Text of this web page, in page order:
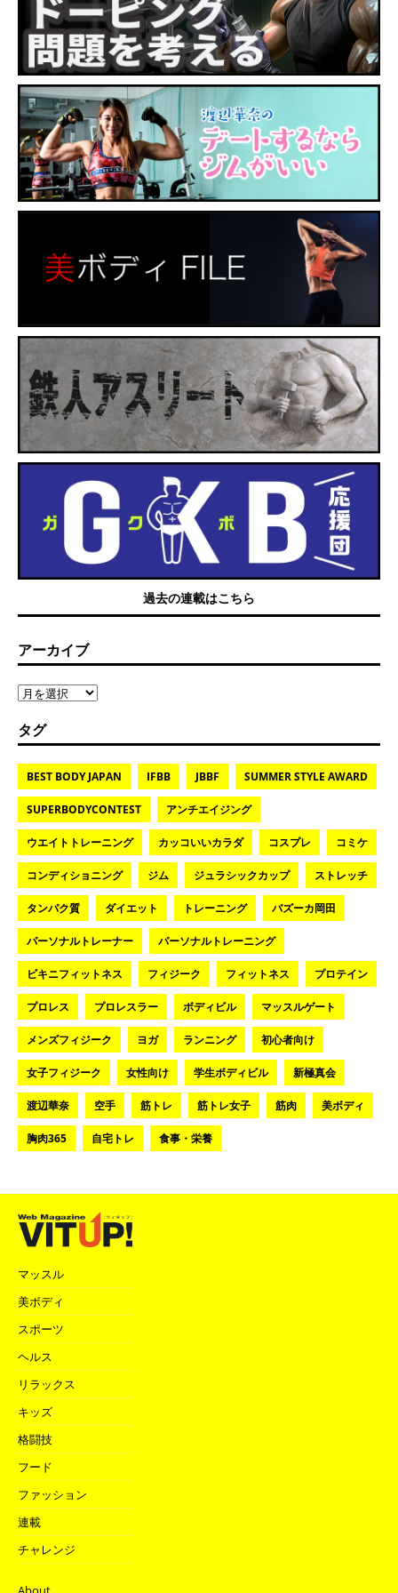
過去の連載はこちら
アーカイブ
タグ
BEST BODY JAPAN IFBB JBBF SUMMER STYLE AWARD
SUPERBODYCONTEST アンチエイジング
ウエイトトレーニング カッコいいカラダ コスプレ コミケ
コンディショニング ジム ジュラシックカップ ストレッチ
タンパク質 ダイエット トレーニング バズーカ岡田
パーソナルトレーナー パーソナルトレーニング
ビキニフィットネス フィジーク フィットネス プロテイン
プロレス プロレスラー ボディビル マッスルゲート
メンズフィジーク ヨガ ランニング 初心者向け
女子フィジーク 女性向け 学生ボディビル 新極真会
渡辺華奈 空手 筋トレ 筋トレ女子 筋肉 美ボディ
胸肉365 自宅トレ 食事・栄養
マッスル
美ボディ
スポーツ
ヘルス
リラックス
キッズ
格闘技
フード
ファッション
連載
チャレンジ